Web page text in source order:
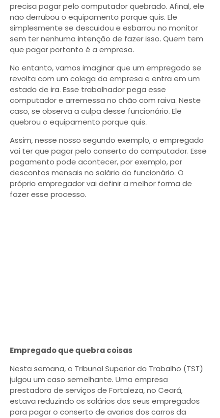
precisa pagar pelo computador quebrado. Afinal, ele
não derrubou o equipamento porque quis. Ele
simplesmente se descuidou e esbarrou no monitor
sem ter nenhuma intenção de fazer isso. Quem tem
que pagar portanto é a empresa.
No entanto, vamos imaginar que um empregado se
revolta com um colega da empresa e entra em um
estado de ira. Esse trabalhador pega esse
computador e arremessa no chão com raiva. Neste
caso, se observa a culpa desse funcionário. Ele
quebrou o equipamento porque quis.
Assim, nesse nosso segundo exemplo, o empregado
vai ter que pagar pelo conserto do computador. Esse
pagamento pode acontecer, por exemplo, por
descontos mensais no salário do funcionário. O
próprio empregador vai definir a melhor forma de
fazer esse processo.
Empregado que quebra coisas
Nesta semana, o Tribunal Superior do Trabalho (TST)
julgou um caso semelhante. Uma empresa
prestadora de serviços de Fortaleza, no Ceará,
estava reduzindo os salários dos seus empregados
para pagar o conserto de avarias dos carros da